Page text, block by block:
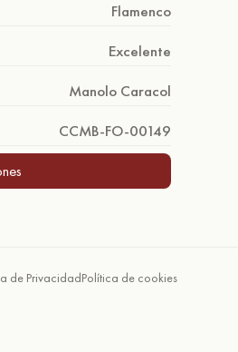
Flamenco
Excelente
Manolo Caracol
CCMB-FO-00149
de PrivacidadPolítica de cookies